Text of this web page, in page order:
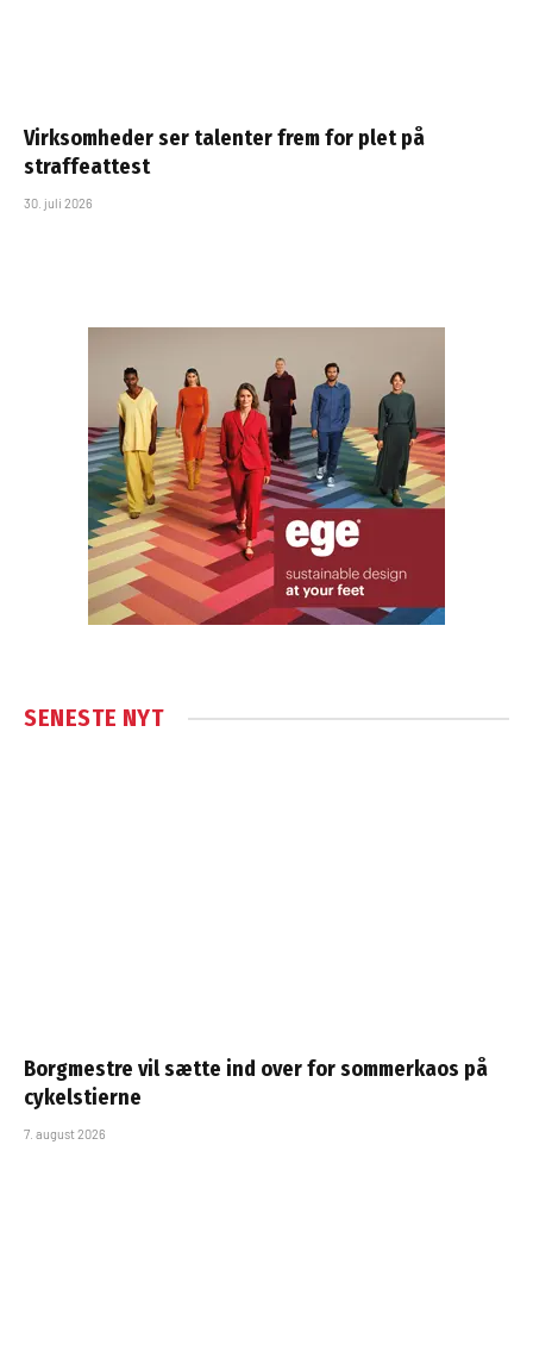
Virksomheder ser talenter frem for plet på
straffeattest
30. juli 2026
SENESTE NYT
Borgmestre vil sætte ind over for sommerkaos på
cykelstierne
7. august 2026